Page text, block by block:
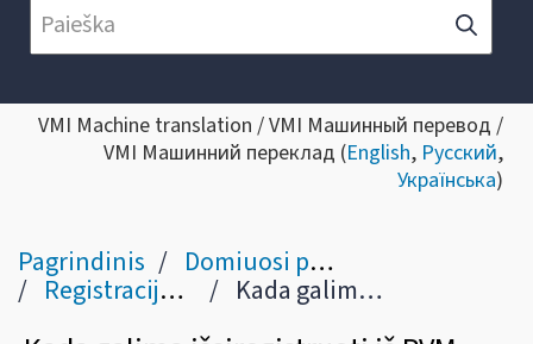
VMI Machine translation / VMI Машинный перевод /
VMI Машинний переклад (English, Русский,
Українська)
Pagrindinis Domiuosi pridėtinės vertės mokesčiu - PVM
Registracija PVM mokėtoju arba PVM mokėtoju, taikančiu smulkiojo verslo schemą (SVS) Lietuvoje Kada galima išsiregistruoti iš PVM mokėtojų?